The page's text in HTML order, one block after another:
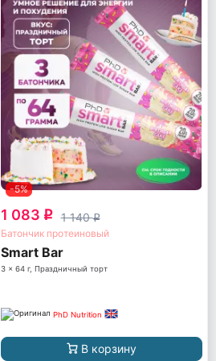
-5%
1 083 q 1 140q
Батончик протеиновый
Smart Bar
3 x 64 г, Праздничный торт
PhD Nutrition
В корзину